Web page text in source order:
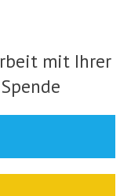
mit Ihrer